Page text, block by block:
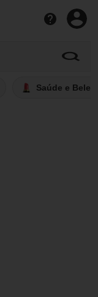
Saúde e